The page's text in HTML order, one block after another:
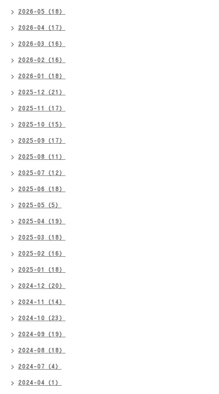
2026-05（18）
2026-04（17）
2026-03（16）
2026-02（16）
2026-01（18）
2025-12（21）
2025-11（17）
2025-10（15）
2025-09（17）
2025-08（11）
2025-07（12）
2025-06（18）
2025-05（5）
2025-04（19）
2025-03（18）
2025-02（16）
2025-01（18）
2024-12（20）
2024-11（14）
2024-10（23）
2024-09（19）
2024-08（18）
2024-07（4）
2024-04（1）